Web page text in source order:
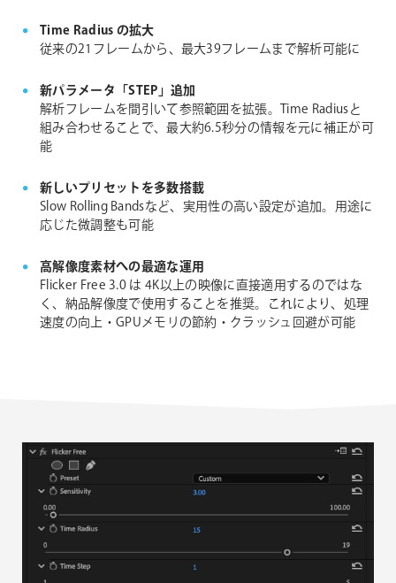
Time Radius の拡大
従来の21フレームから、最大39フレームまで解析可能に
新パラメータ「STEP」追加
解析フレームを間引いて参照範囲を拡張。Time Radiusと
組み合わせることで、最大約6.5秒分の情報を元に補正が可
能
新しいプリセットを多数搭載
Slow Rolling Bandsなど、実用性の高い設定が追加。用途に
応じた微調整も可能
高解像度素材への最適な運用
Flicker Free 3.0 は 4K以上の映像に直接適用するのではな
く、納品解像度で使用することを推奨。これにより、処理
速度の向上・GPUメモリの節約・クラッシュ回避が可能